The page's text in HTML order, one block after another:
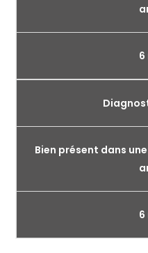
6
Bien présent dans
6